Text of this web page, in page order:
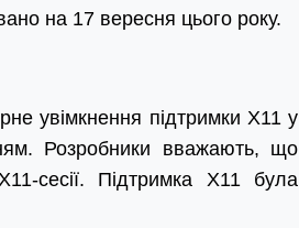
на 17 вересня цього року.
увімкнення підтримки X11 у
Розробники вважають, що
сесії. Підтримка X11 була